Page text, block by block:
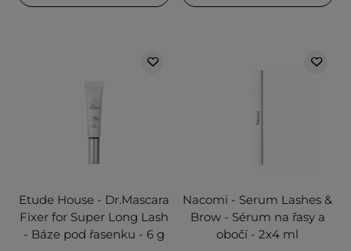
Etude House - Dr.Mascara
Fixer for Super Long Lash
- Báze pod řasenku - 6 g
Nacomi - Serum Lashes &
Brow - Sérum na řasy a
obočí - 2x4 ml